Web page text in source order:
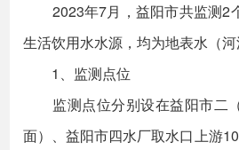
2023年7月，益阳市共监测2
生活饮用水水源，均为地表水（河
1、监测点位
监测点位分别设在益阳市二
面）、益阳市四水厂取水口上游